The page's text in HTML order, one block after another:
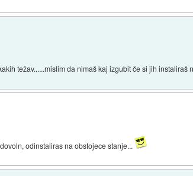
težav......mislim da nimaš kaj izgubit če si jih instaliraš
odinstaliras na obstojece stanje...